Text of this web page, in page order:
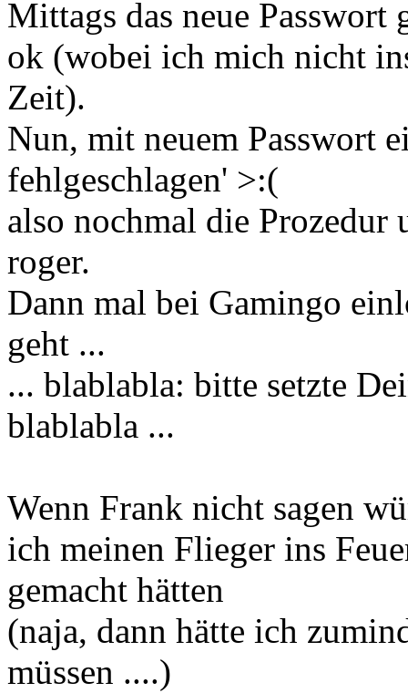
Mittags das neue
ok (wobei ich mich nicht
Zeit).
Nun, mit neuem Passwort
fehlgeschlagen' >:(
also nochmal die Prozedur
roger.
Dann mal bei Gamingo
geht ...
... blablabla: bitte setzte
blablabla ...
Wenn Frank nicht sagen
ich meinen Flieger ins
gemacht hätten
(naja, dann hätte ich
müssen ....)